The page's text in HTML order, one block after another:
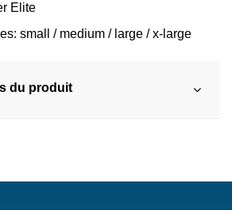
Elite
small / medium / large / x-large
du produit